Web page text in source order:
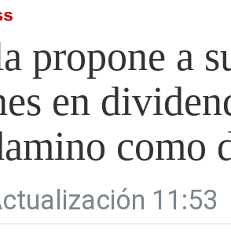
propone a
en
como
11:53